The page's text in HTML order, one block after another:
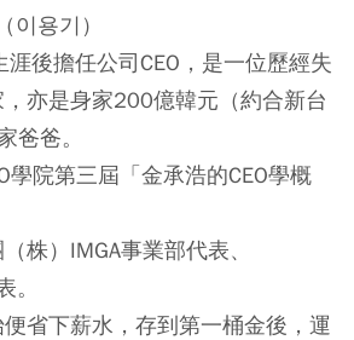
이용기）
後擔任公司CEO，是一位歷經失
亦是身家200億韓元（約合新台
爸爸。
學院第三屆「金承浩的CEO學概
株）IMGA事業部代表、
省下薪水，存到第一桶金後，運